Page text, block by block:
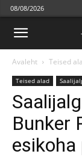
08/08/2026
Avaleht Teised
Teised alad
Bunker